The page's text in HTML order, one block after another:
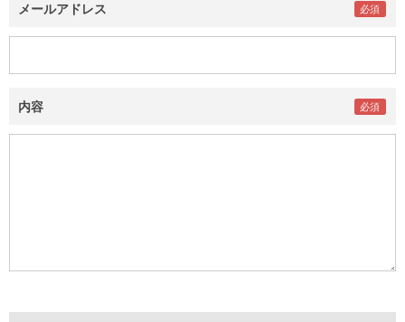
メールアドレス
内容